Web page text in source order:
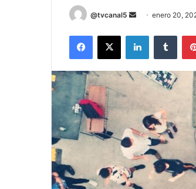
@tvcanal5
Send
email
enero 20,
Facebook
X LinkedIn